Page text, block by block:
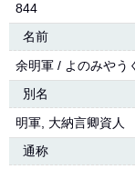
844
名前
余明軍 / よのみやう
別名
明軍, 大納言卿資人
通称